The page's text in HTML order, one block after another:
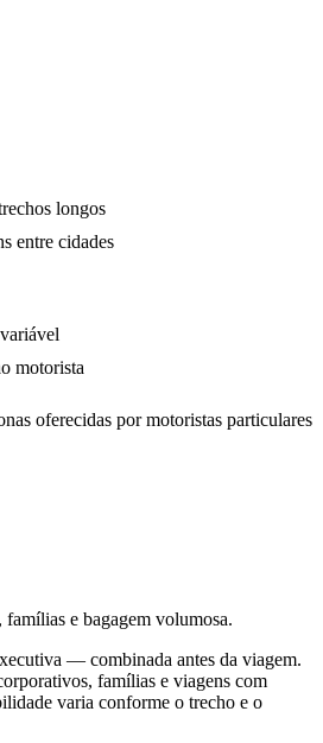
longos
entre cidades
motorista
oferecidas por motoristas particulares
e bagagem volumosa.
— combinada antes da viagem.
famílias e viagens com
varia conforme o trecho e o